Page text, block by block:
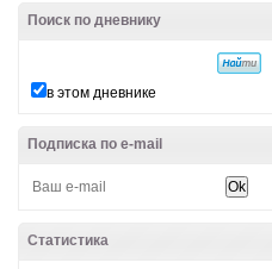
Поиск по дневнику
в этом дневнике
Подписка по e-mail
Статистика